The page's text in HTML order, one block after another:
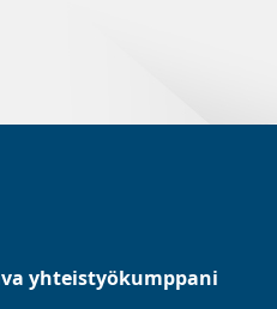
yhteistyökumppani